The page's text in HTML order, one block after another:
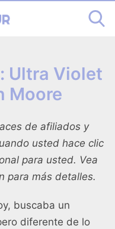
Ultra Violet
Moore
de afiliados y
usted hace clic
para usted. Vea
para más detalles.
buscaba un
diferente de lo